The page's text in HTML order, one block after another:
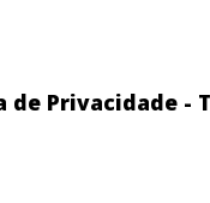
de Privacidade -